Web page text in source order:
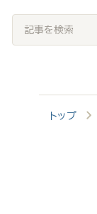
記
事
トップ